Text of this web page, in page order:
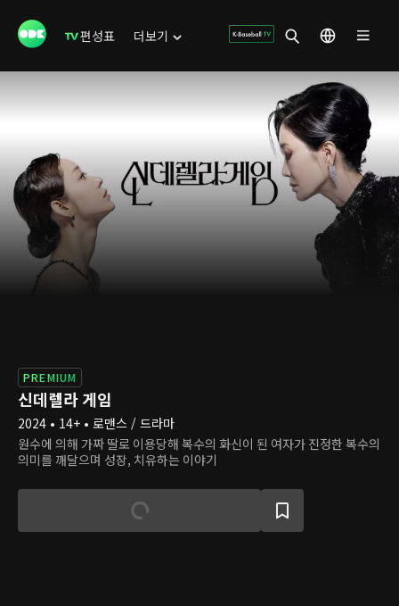
편성표 더보기
PREMIUM
신데렐라 게임
2024 • 14+ • 로맨스 / 드라마
원수에 의해 가짜 딸로 이용당해 복수의 화신이 된 여자가 진정한 복수의
의미를 깨달으며 성장, 치유하는 이야기